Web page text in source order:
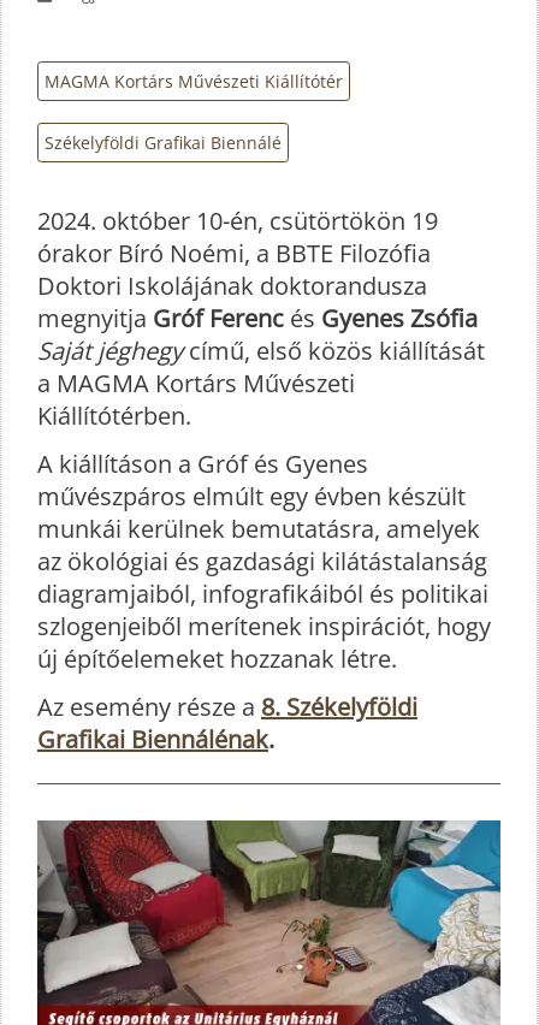
MAGMA Kortárs Művészeti Kiállítótér
Székelyföldi Grafikai Biennálé
2024. október 10-én, csütörtökön 19
órakor Bíró Noémi, a BBTE Filozófia
Doktori Iskolájának doktorandusza
megnyitja Gróf Ferenc és Gyenes Zsófia
Saját jéghegycímű, első közös kiállítását
a MAGMA Kortárs Művészeti
Kiállítótérben.
A kiállításon a Gróf és Gyenes
művészpáros elmúlt egy évben készült
munkái kerülnek bemutatásra, amelyek
az ökológiai és gazdasági kilátástalanság
diagramjaiból, infografikáiból és politikai
szlogenjeiből merítenek inspirációt, hogy
új építőelemeket hozzanak létre.
Az esemény része a 8. Székelyföldi
Grafikai Biennálénak.